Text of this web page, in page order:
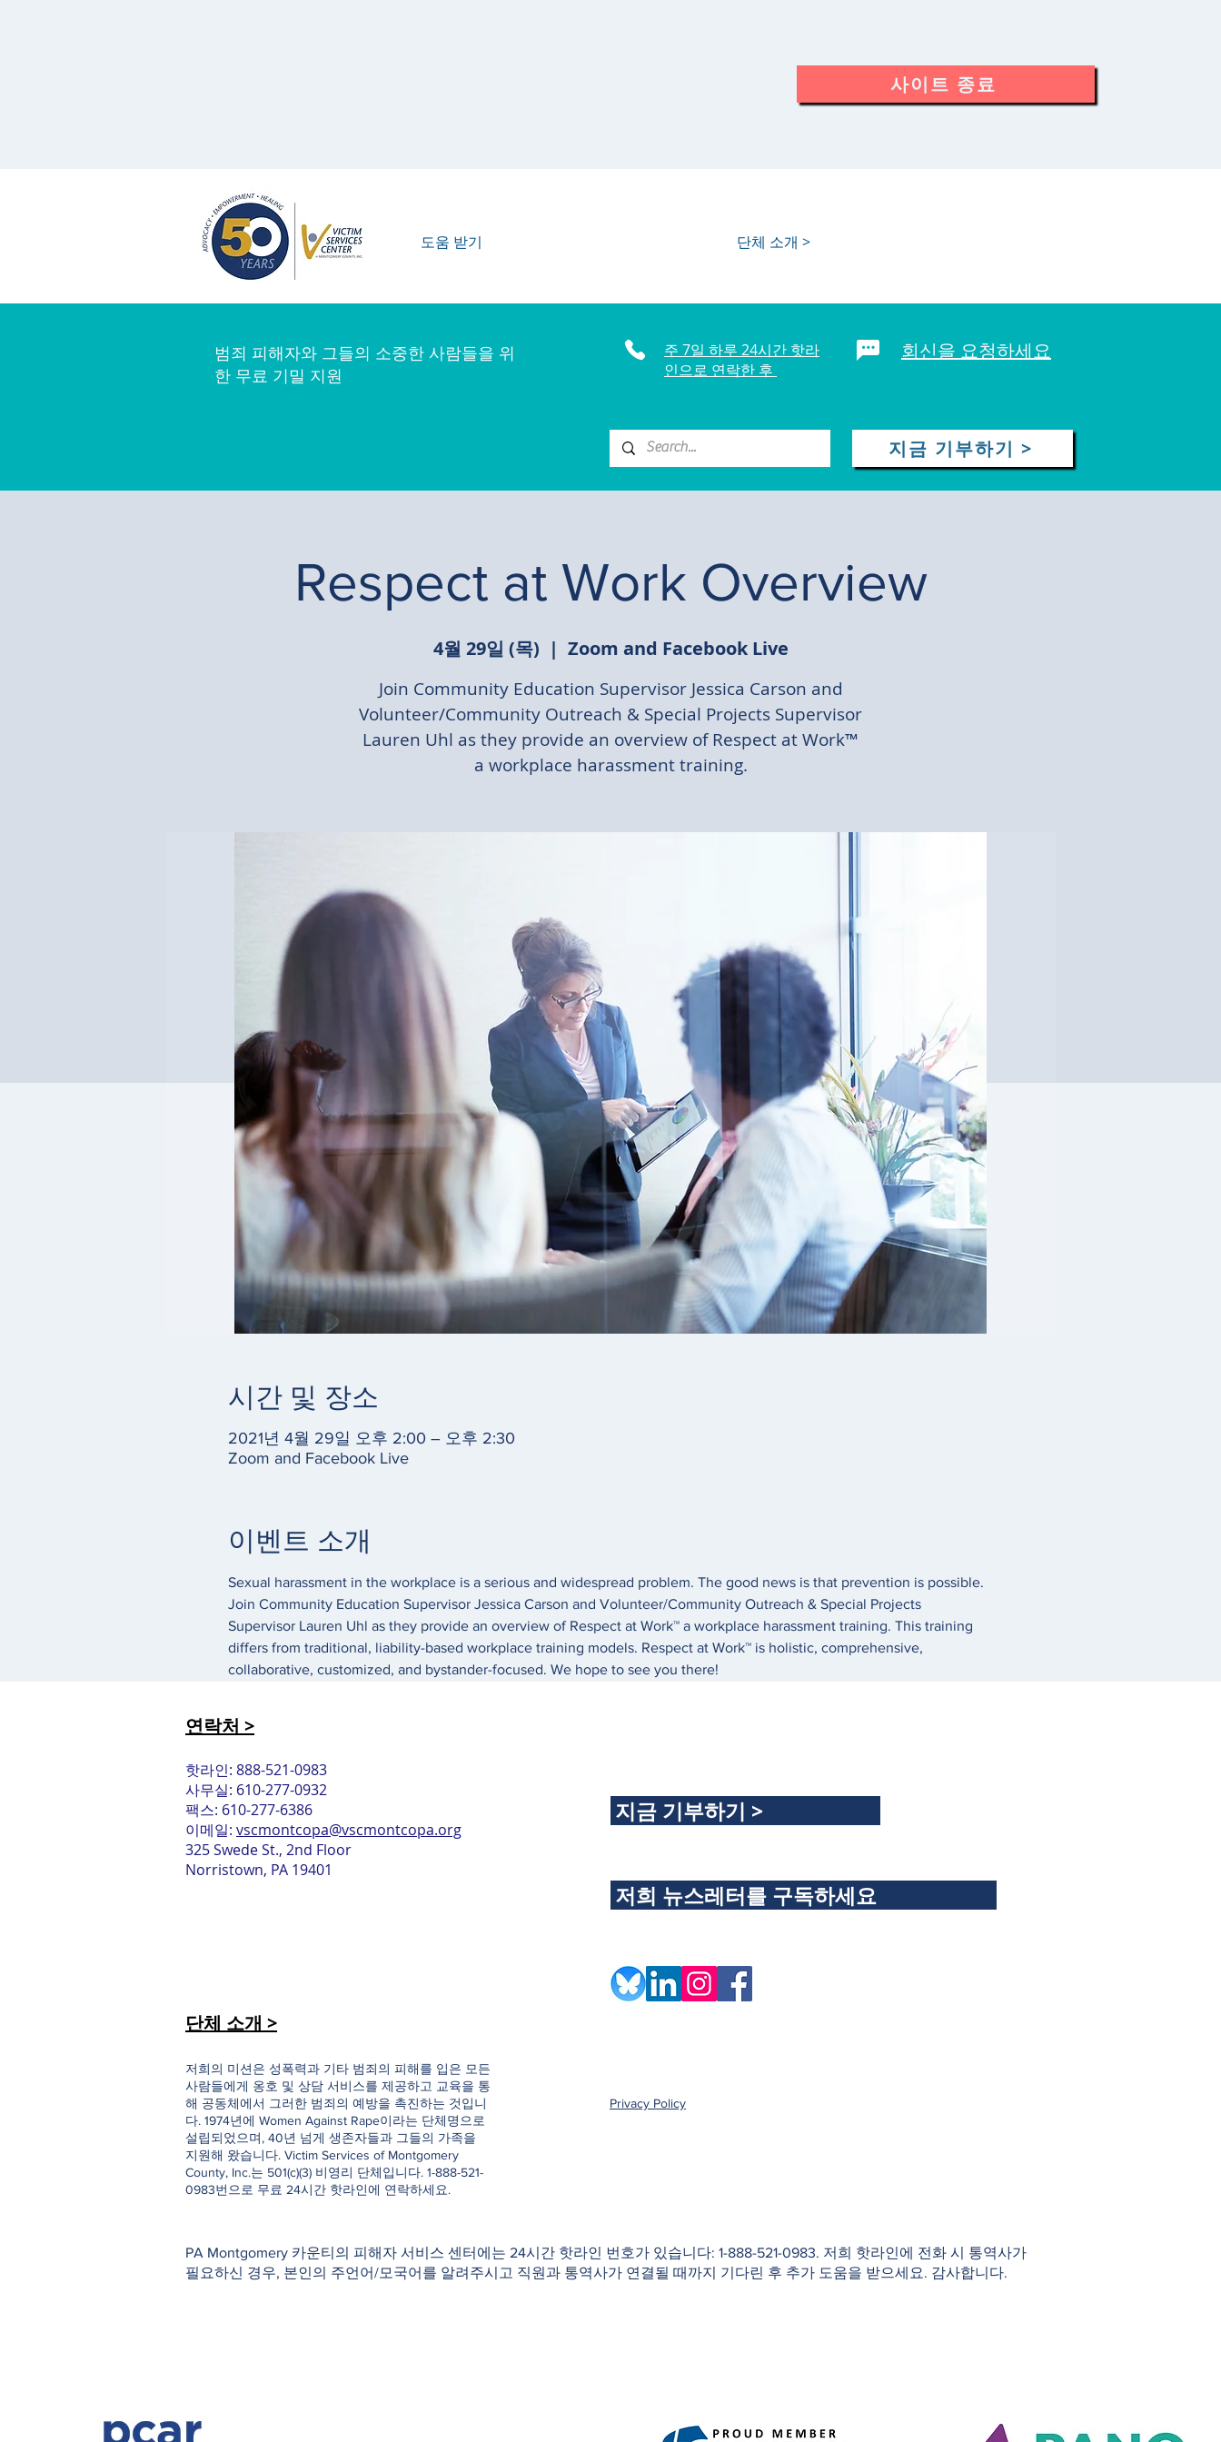
사이트 종료
도움 받기 단체 소개 >
범죄 피해자와 그들의 소중한 사람들을 위
한 무료 기밀 지원
주 7일 하루 24시간 핫라
인으로 연락한 후
회신을 요청하세요
지금 기부하기 >
Respect at Work Overview
4월 29일 (목)
  |
Zoom and Facebook Live
Join Community Education Supervisor Jessica Carson and
Volunteer/Community Outreach & Special Projects Supervisor
Lauren Uhl as they provide an overview of Respect at Work™
a workplace harassment training.
시간 및 장소
2021년 4월 29일 오후 2:00 – 오후 2:30
Zoom and Facebook Live
이벤트 소개
Sexual harassment in the workplace is a serious and widespread problem. The good news is that prevention is possible.
Join Community Education Supervisor Jessica Carson and Volunteer/Community Outreach & Special Projects
Supervisor Lauren Uhl as they provide an overview of Respect at Work™ a workplace harassment training. This training
differs from traditional, liability-based workplace training models. Respect at Work™ is holistic, comprehensive,
collaborative, customized, and bystander-focused. We hope to see you there!
연락처 >
핫라인: 888-521-0983
사무실: 610-277-0932
팩스: 610-277-6386
이메일: vscmontcopa@vscmontcopa.org
325 Swede St., 2nd Floor
Norristown, PA 19401
지금 기부하기 >
저희 뉴스레터를 구독하세요
단체 소개 >
저희의 미션은 성폭력과 기타 범죄의 피해를 입은 모든
사람들에게 옹호 및 상담 서비스를 제공하고 교육을 통
해 공동체에서 그러한 범죄의 예방을 촉진하는 것입니
다. 1974년에 Women Against Rape이라는 단체명으로
설립되었으며, 40년 넘게 생존자들과 그들의 가족을
지원해 왔습니다. Victim Services of Montgomery
County, Inc.는 501(c)(3) 비영리 단체입니다. 1-888-521-
0983번으로 무료 24시간 핫라인에 연락하세요.
Privacy Policy
PA Montgomery 카운티의 피해자 서비스 센터에는 24시간 핫라인 번호가 있습니다: 1-888-521-0983. 저희 핫라인에 전화 시 통역사가
필요하신 경우, 본인의 주언어/모국어를 알려주시고 직원과 통역사가 연결될 때까지 기다린 후 추가 도움을 받으세요. 감사합니다.